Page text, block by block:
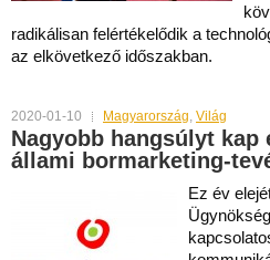
radikálisan felértékelődik a
az elkövetkező időszakban.
2020-01-10 Magyarország Világ
Nagyobb hangsúlyt kap
állami bormarketing-
Ez év